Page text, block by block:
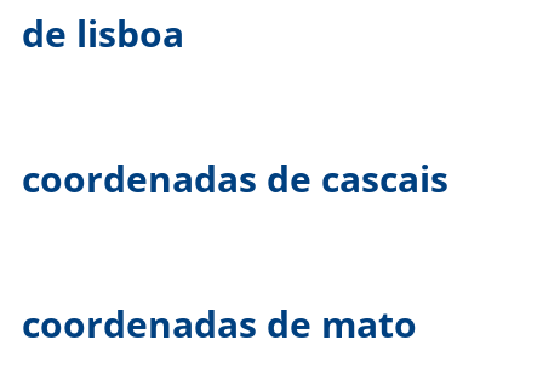
de lisboa
coordenadas de cascais
coordenadas de mato